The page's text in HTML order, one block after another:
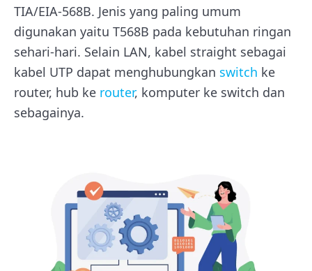
TIA/EIA-568B. Jenis yang paling umum
digunakan yaitu T568B pada kebutuhan ringan
sehari-hari. Selain LAN, kabel straight sebagai
kabel UTP dapat menghubungkan switch ke
router, hub ke router, komputer ke switch dan
sebagainya.